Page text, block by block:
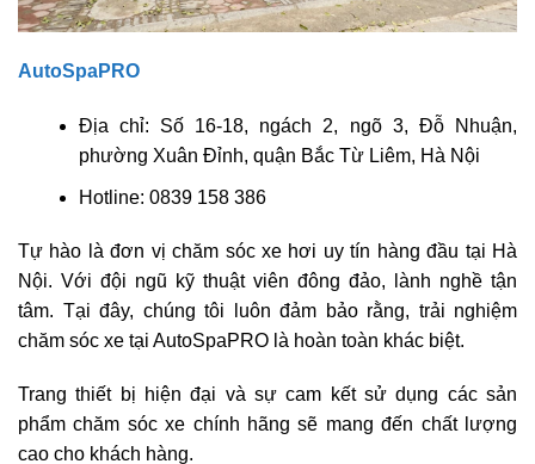
AutoSpaPRO
Địa chỉ: Số 16-18, ngách 2, ngõ 3, Đỗ Nhuận,
phường Xuân Đỉnh, quận Bắc Từ Liêm, Hà Nội
Hotline: 0839 158 386
Tự hào là đơn vị chăm sóc xe hơi uy tín hàng đầu tại Hà
Nội. Với đội ngũ kỹ thuật viên đông đảo, lành nghề tận
tâm. Tại đây, chúng tôi luôn đảm bảo rằng, trải nghiệm
chăm sóc xe tại AutoSpaPRO là hoàn toàn khác biệt.
Trang thiết bị hiện đại và sự cam kết sử dụng các sản
phẩm chăm sóc xe chính hãng sẽ mang đến chất lượng
cao cho khách hàng.